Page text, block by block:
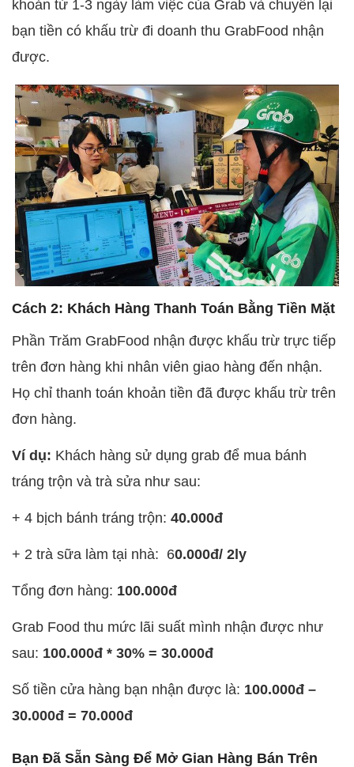
khoản từ 1-3 ngày làm việc của Grab và chuyển lại
bạn tiền có khấu trừ đi doanh thu GrabFood nhận
được.
Cách 2: Khách Hàng Thanh Toán Bằng Tiền Mặt
Phần Trăm GrabFood nhận được khấu trừ trực tiếp
trên đơn hàng khi nhân viên giao hàng đến nhận.
Họ chỉ thanh toán khoản tiền đã được khấu trừ trên
đơn hàng.
Ví dụ: Khách hàng sử dụng grab để mua bánh
tráng trộn và trà sửa như sau:
+ 4 bịch bánh tráng trộn: 40.000đ
+ 2 trà sữa làm tại nhà: 60.000đ/ 2ly
Tổng đơn hàng: 100.000đ
Grab Food thu mức lãi suất mình nhận được như
sau: 100.000đ * 30% = 30.000đ
Số tiền cửa hàng bạn nhận được là: 100.000đ –
30.000đ = 70.000đ
Bạn Đã Sẵn Sàng Để Mở Gian Hàng Bán Trên